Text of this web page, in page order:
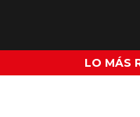
LO MÁS